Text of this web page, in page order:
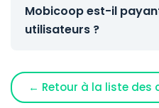
Mobicoop est-il
utilisateurs ?
← Retour à la liste des